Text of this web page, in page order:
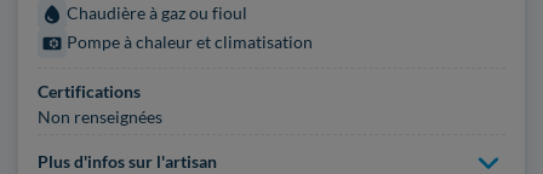
Chaudière à gaz ou fioul
Pompe à chaleur et climatisation
Certifications
Non renseignées
Plus d'infos sur l'artisan